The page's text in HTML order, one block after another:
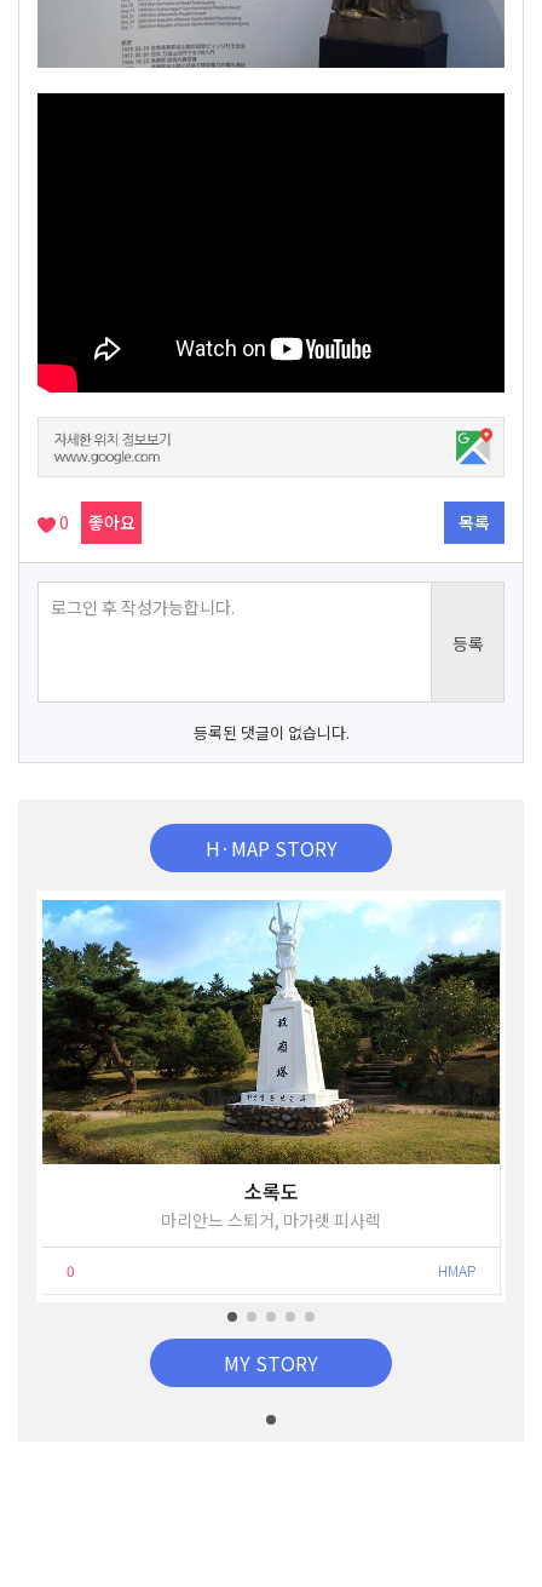
0 좋아요 목록
등록된 댓글이 없습니다.
H·MAP STORY
소록도
마리안느 스퇴거, 마가렛 피사렉
0 HMAP
MY STORY